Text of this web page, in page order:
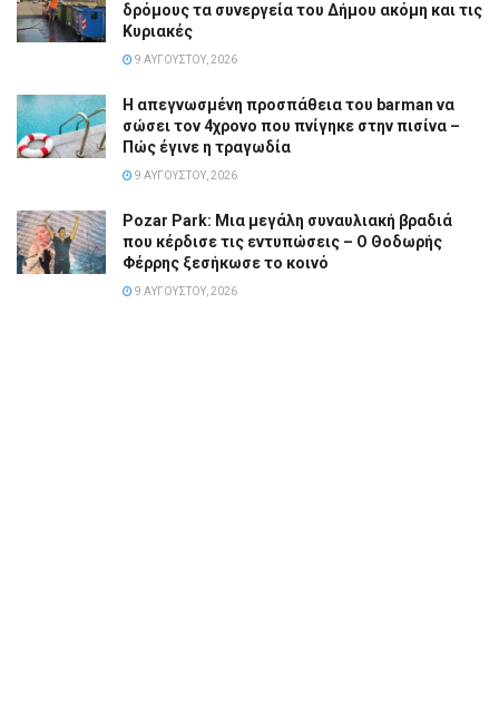
δρόμους τα συνεργεία του Δήμου ακόμη και τις
Κυριακές
9 ΑΥΓΟΎΣΤΟΥ, 2026
Η απεγνωσμένη προσπάθεια του barman να
σώσει τον 4χρονο που πνίγηκε στην πισίνα –
Πώς έγινε η τραγωδία
9 ΑΥΓΟΎΣΤΟΥ, 2026
Pozar Park: Μια μεγάλη συναυλιακή βραδιά
που κέρδισε τις εντυπώσεις – Ο Θοδωρής
Φέρρης ξεσήκωσε το κοινό
9 ΑΥΓΟΎΣΤΟΥ, 2026